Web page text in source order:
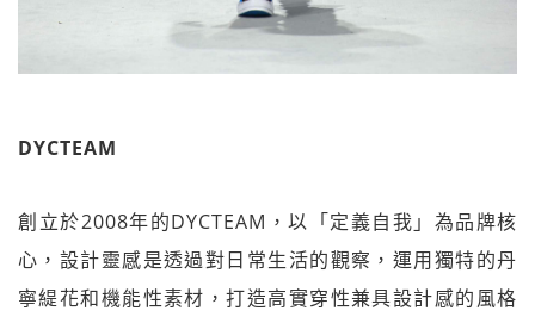
DYCTEAM
創立於2008年的DYCTEAM，以「定義自我」為品牌核
心，設計靈感是透過對日常生活的觀察，運用獨特的丹
寧緹花和機能性素材，打造高實穿性兼具設計感的風格